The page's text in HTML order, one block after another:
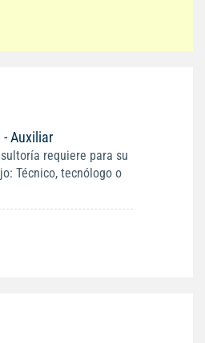
Auxiliar
requiere para su
Técnico, tecnólogo o